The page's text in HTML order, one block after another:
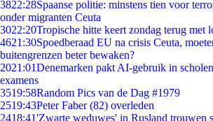
3822:28Spaanse politie: minstens tien voor
onder migranten Ceuta
3022:20Tropische hitte keert zondag terug met
4621:30Spoedberaad EU na crisis Ceuta,
buitengrenzen beter bewaken?
2021:01Denemarken pakt AI-gebruik in
examens
3519:58Random Pics van de Dag #1979
2519:43Peter Faber (82) overleden
2418:41'Zwarte weduwes' in Rusland trouwen